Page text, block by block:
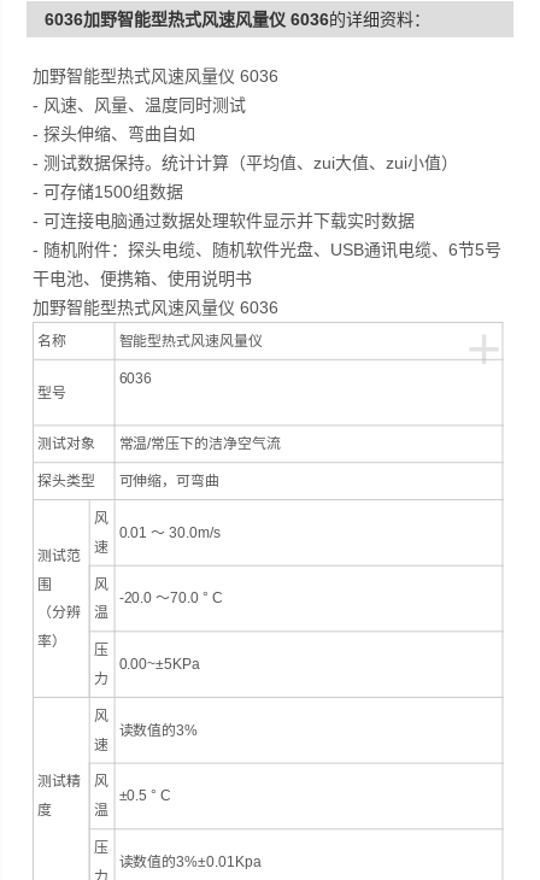
6036加野智能型热式风速风量仪 6036的详细资料：
加野智能型热式风速风量仪 6036
- 风速、风量、温度同时测试
- 探头伸缩、弯曲自如
- 测试数据保持。统计计算（平均值、zui大值、zui小值）
- 可存储1500组数据
- 可连接电脑通过数据处理软件显示并下载实时数据
- 随机附件：探头电缆、随机软件光盘、USB通讯电缆、6节5号
干电池、便携箱、使用说明书
加野智能型热式风速风量仪 6036
+
名称 智能型热式风速风量仪
型号
6036
测试对象 常温/常压下的洁净空气流
探头类型 可伸缩，可弯曲
测试范
围
（分辨
率）
风
速
0.01 ～ 30.0m/s
风
温
-20.0 ～70.0 ° C
压
力
0.00~±5KPa
测试精
度
风
速
读数值的3%
风
温
±0.5 ° C
压
力
读数值的3%±0.01Kpa